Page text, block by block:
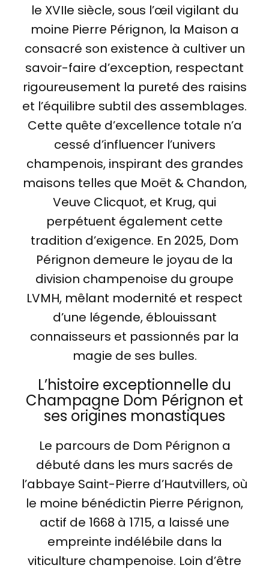
le XVIIe siècle, sous l’œil vigilant du
moine Pierre Pérignon, la Maison a
consacré son existence à cultiver un
savoir-faire d’exception, respectant
rigoureusement la pureté des raisins
et l’équilibre subtil des assemblages.
Cette quête d’excellence totale n’a
cessé d’influencer l’univers
champenois, inspirant des grandes
maisons telles que Moët & Chandon,
Veuve Clicquot, et Krug, qui
perpétuent également cette
tradition d’exigence. En 2025, Dom
Pérignon demeure le joyau de la
division champenoise du groupe
LVMH, mêlant modernité et respect
d’une légende, éblouissant
connaisseurs et passionnés par la
magie de ses bulles.
L’histoire exceptionnelle du
Champagne Dom Pérignon et
ses origines monastiques
Le parcours de Dom Pérignon a
débuté dans les murs sacrés de
l’abbaye Saint-Pierre d’Hautvillers, où
le moine bénédictin Pierre Pérignon,
actif de 1668 à 1715, a laissé une
empreinte indélébile dans la
viticulture champenoise. Loin d’être